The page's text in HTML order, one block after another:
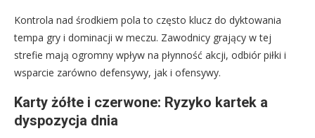
Kontrola nad środkiem pola to często klucz do dyktowania
tempa gry i dominacji w meczu. Zawodnicy grający w tej
strefie mają ogromny wpływ na płynność akcji, odbiór piłki i
wsparcie zarówno defensywy, jak i ofensywy.
Karty żółte i czerwone: Ryzyko kartek a
dyspozycja dnia